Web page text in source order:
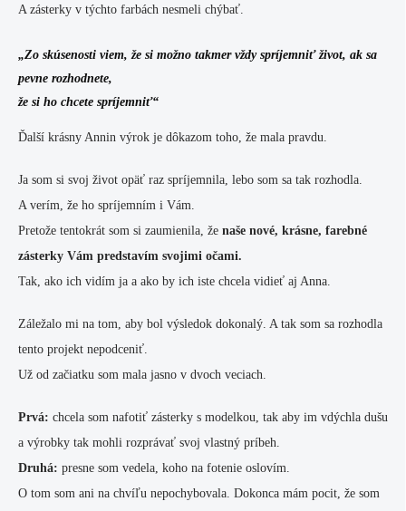
A zásterky v týchto farbách nesmeli chýbať.
„Zo skúsenosti viem, že si možno takmer vždy spríjemniť život, ak sa
pevne rozhodnete,
že si ho chcete spríjemniť“
Ďalší krásny Annin výrok je dôkazom toho, že mala pravdu.
Ja som si svoj život opäť raz spríjemnila, lebo som sa tak rozhodla.
A verím, že ho spríjemním i Vám.
Pretože tentokrát som si zaumienila, že naše nové, krásne, farebné
zásterky Vám predstavím svojimi očami.
Tak, ako ich vidím ja a ako by ich iste chcela vidieť aj Anna.
Záležalo mi na tom, aby bol výsledok dokonalý. A tak som sa rozhodla
tento projekt nepodceniť.
Už od začiatku som mala jasno v dvoch veciach.
Prvá: chcela som nafotiť zásterky s modelkou, tak aby im vdýchla dušu
a výrobky tak mohli rozprávať svoj vlastný príbeh.
Druhá: presne som vedela, koho na fotenie oslovím.
O tom som ani na chvíľu nepochybovala. Dokonca mám pocit, že som